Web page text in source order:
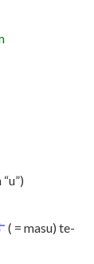
( = masu) te-